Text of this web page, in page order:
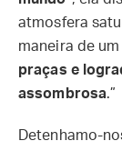
atmosfera
maneira de
praças e
assombrosa.”
Detenhamo-